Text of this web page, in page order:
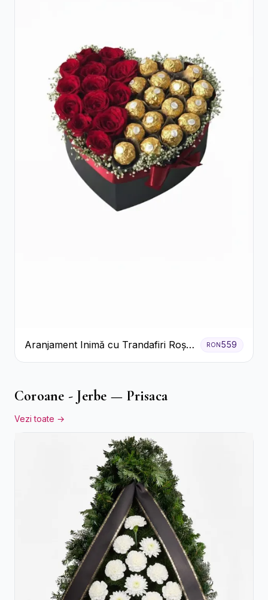
Aranjament Inimă cu Trandafiri Roșii
și Ciocolată Ferrero Rocher
RON559
Coroane - Jerbe — Prisaca
Vezi toate →